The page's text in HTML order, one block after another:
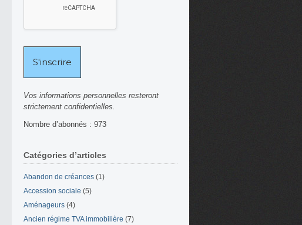
Vos informations personnelles resteront
strictement confidentielles.
Nombre d’abonnés : 973
Catégories d’articles
Abandon de créances (1)
Accession sociale (5)
Aménageurs (4)
Ancien régime TVA immobilière (7)